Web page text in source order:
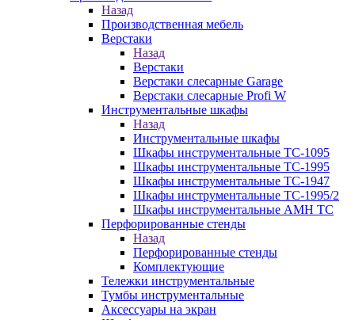
Назад
Производственная мебель
Верстаки
Назад
Верстаки
Верстаки слесарные Garage
Верстаки слесарные Profi W
Инструментальные шкафы
Назад
Инструментальные шкафы
Шкафы инструментальные TC-1095
Шкафы инструментальные TC-1995
Шкафы инструментальные TC-1947
Шкафы инструментальные TC-1995/2
Шкафы инструментальные AMH TC
Перфорированные стенды
Назад
Перфорированные стенды
Комплектующие
Тележки инструментальные
Тумбы инструментальные
Аксессуары на экран